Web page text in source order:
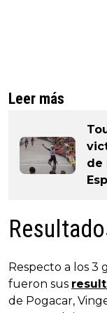
Leer más
de
Respecto a los 3
fueron sus
de Pogacar,